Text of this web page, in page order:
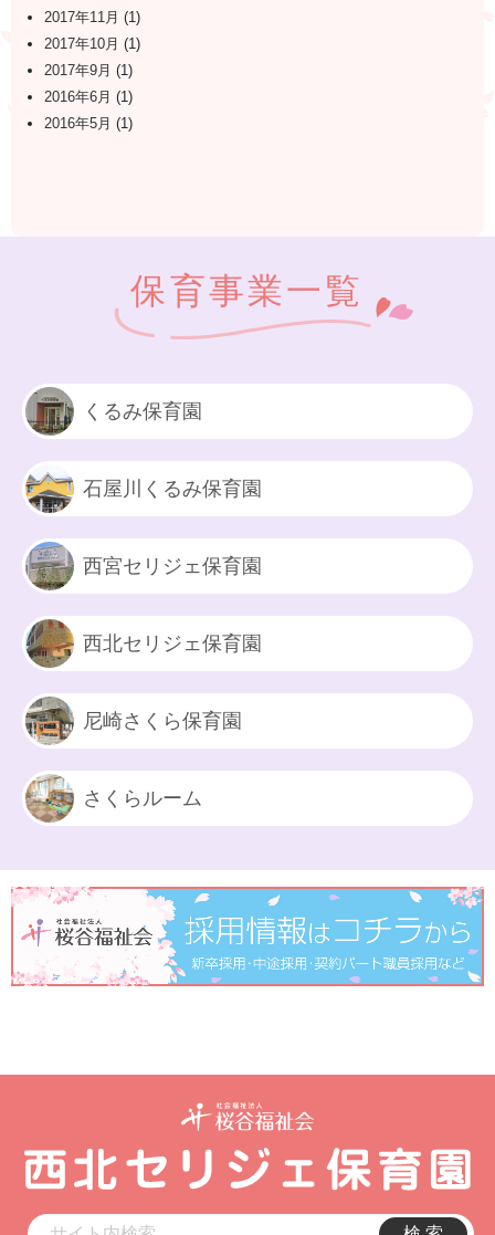
2017年11月 (1)
2017年10月 (1)
2017年9月 (1)
2016年6月 (1)
2016年5月 (1)
保育事業一覧
くるみ保育園
石屋川くるみ保育園
西宮セリジェ保育園
西北セリジェ保育園
尼崎さくら保育園
さくらルーム